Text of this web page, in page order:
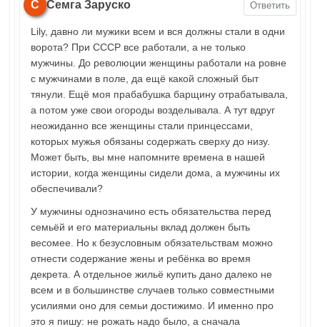
С Семга Заруско Ответить
Lily, давно ли мужики всем и вся должны стали в одни
ворота? При СССР все работали, а не только
мужчины. До революции женщины работали на ровне
с мужчинами в поле, да ещё какой сложный быт
тянули. Ещё моя прабабушка барщину отрабатывала,
а потом уже свои огороды возделывала. А тут вдруг
неожиданно все женщины стали принцессами,
которых мужья обязаны содержать сверху до низу.
Может быть, вы мне напомните времена в нашей
истории, когда женщины сидели дома, а мужчины их
обеспечивали?
У мужчины однозначино есть обязательства перед
семьёй и его материальны вклад должен быть
весомее. Но к безусловным обязательствам можно
отнести содержание жены и ребёнка во время
декрета. А отдельное жильё купить дано далеко не
всем и в большинстве случаев только совместными
усилиями оно для семьи достижимо. И именно про
это я пишу: не рожать надо было, а сначала